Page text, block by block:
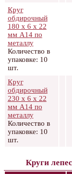
Круг
обдирочный
180 х 6 х 22
мм А14 по
металлу
Количество в
упаковке: 10
шт.
Круг
обдирочный
230 х 6 х 22
мм А14 по
металлу
Количество в
упаковке: 10
шт.
Круги